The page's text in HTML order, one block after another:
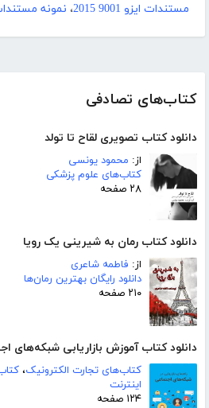
کتاب‌های تصادفی
دانلود کتاب تصویری لقاح تا تولد
از: محمود یونسی
کتاب‌های علوم پزشکی
۲۸ صفحه
دانلود کتاب رمان به شیرینی یک رویا
از: فاطمه شاعری
دانلود رایگان بهترین رمان‌ها
۲۱۰ صفحه
دانلود کتاب آموزش بازاریابی شبکه‌های
کتاب‌های تجارت الکترونیک،
اینترنت
۱۲۴ صفحه
مستندات ایزو 9001 2015
، نمونه مستندات 9001